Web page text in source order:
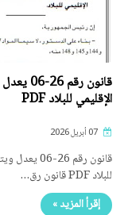
الإقليمي للبلاد PDF
للبلاد PDF قانون رق…
إقرأ المزيد »